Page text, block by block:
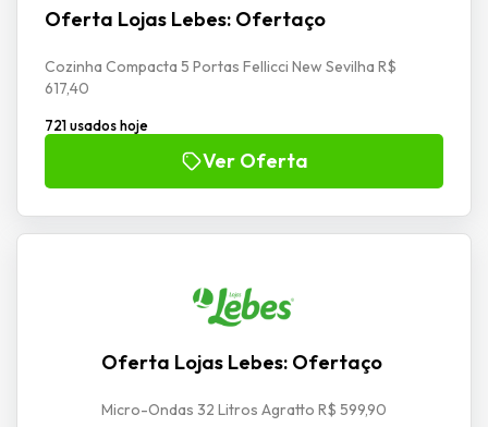
Oferta Lojas Lebes: Ofertaço
Cozinha Compacta 5 Portas Fellicci New Sevilha R$
617,40
721 usados hoje
Ver Oferta
Oferta Lojas Lebes: Ofertaço
Micro-Ondas 32 Litros Agratto R$ 599,90